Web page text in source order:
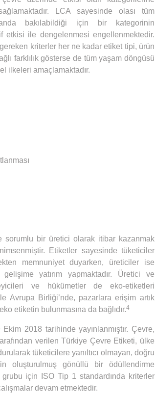
LCA sayesinde olası tüm
bakılabildiği için bir kategorinin
etkisi ile dengelenmesi engellenmektedir.
kriterler her ne kadar etiket tipi, ürün
farklılık gösterse de tüm yaşam döngüsü
ilkeleri amaçlamaktadır.
sorumlu bir üretici olarak itibar kazanmak
Etiketler sayesinde tüketiciler
memnuniyet duyarken, üreticiler ise
yatırım yapmaktadır. Üretici ve
ve hükümetler de eko-etiketleri
Avrupa Birliği’nde, pazarlara erişim artık
etiketin bulunmasına da bağlıdır.4
2018 tarihinde yayınlanmıştır. Çevre,
verilen Türkiye Çevre Etiketi, ülke
tüketicilere yanıltıcı olmayan, doğru
oluşturulmuş gönüllü bir ödüllendirme
için ISO Tip 1 standardında kriterler
devam etmektedir.